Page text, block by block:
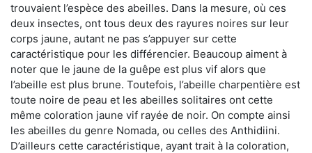
trouvaient l’espèce des abeilles. Dans la mesure, où ces
deux insectes, ont tous deux des rayures noires sur leur
corps jaune, autant ne pas s’appuyer sur cette
caractéristique pour les différencier. Beaucoup aiment à
noter que le jaune de la guêpe est plus vif alors que
l’abeille est plus brune. Toutefois, l’abeille charpentière est
toute noire de peau et les abeilles solitaires ont cette
même coloration jaune vif rayée de noir. On compte ainsi
les abeilles du genre Nomada, ou celles des Anthidiini.
D’ailleurs cette caractéristique, ayant trait à la coloration,